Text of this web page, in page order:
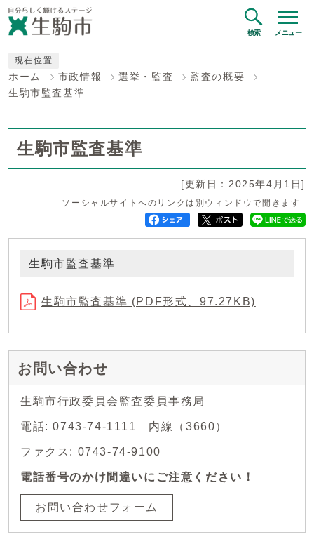
検索 メニュー
現在位置
ホーム 市政情報 選挙・監査
監査の概要
生駒市監査基準
生駒市監査基準
[更新日：2025年4月1日]
ソーシャルサイトへのリンクは別ウィンドウで開きます
生駒市監査基準
生駒市監査基準 (PDF形式、97.27KB)
お問い合わせ
生駒市行政委員会監査委員事務局
電話: 0743-74-1111 内線（3660）
ファクス: 0743-74-9100
電話番号のかけ間違いにご注意ください！
お問い合わせフォーム